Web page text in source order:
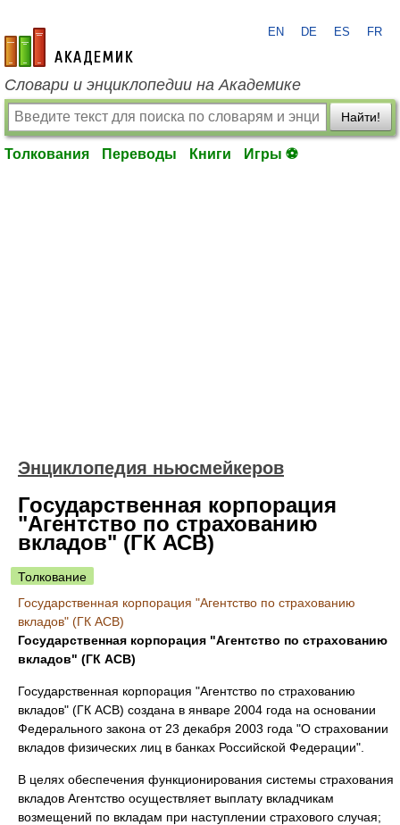
academic.ru
EN DE ES FR
Словари и энциклопедии на Академике
Найти!
Толкования Переводы Книги Игры ⚽
Энциклопедия ньюсмейкеров
Государственная корпорация
"Агентство по страхованию
вкладов" (ГК АСВ)
Толкование
Государственная корпорация "Агентство по страхованию
вкладов" (ГК АСВ)
Государственная корпорация "Агентство по страхованию
вкладов" (ГК АСВ)
Государственная корпорация "Агентство по страхованию
вкладов" (ГК АСВ) создана в январе 2004 года на основании
Федерального закона от 23 декабря 2003 года "О страховании
вкладов физических лиц в банках Российской Федерации".
В целях обеспечения функционирования системы страхования
вкладов Агентство осуществляет выплату вкладчикам
возмещений по вкладам при наступлении страхового случая;